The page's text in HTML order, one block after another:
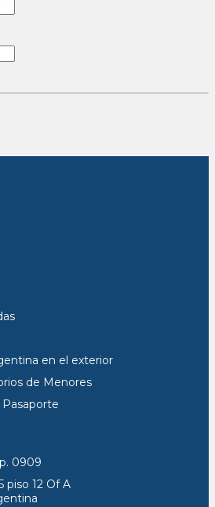
en el exterior
de Menores
0909
piso 12 Of A